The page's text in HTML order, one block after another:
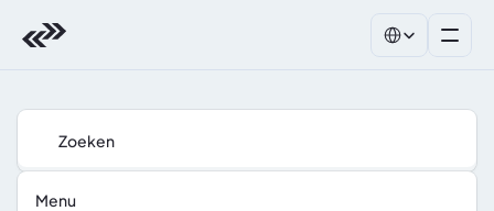
Menu
Zoeken